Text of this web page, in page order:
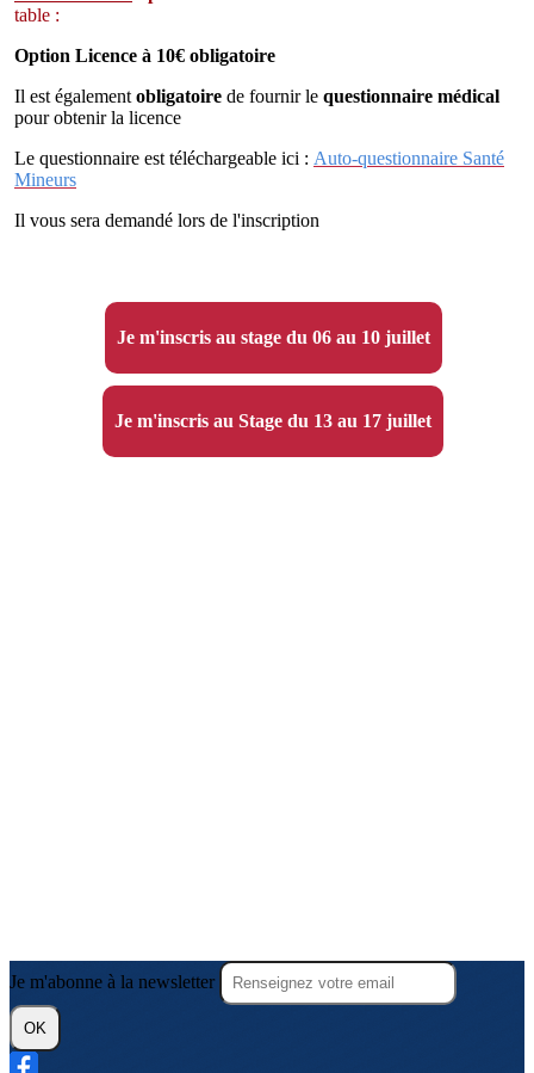
table :
Option Licence à 10€ obligatoire
Il est également obligatoire de fournir le questionnaire médical
pour obtenir la licence
Le questionnaire est téléchargeable ici : Auto-questionnaire Santé
Mineurs
Il vous sera demandé lors de l'inscription
Je m'inscris au stage du 06 au 10 juillet
Je m'inscris au Stage du 13 au 17 juillet
Je m'abonne à la newsletter
OK